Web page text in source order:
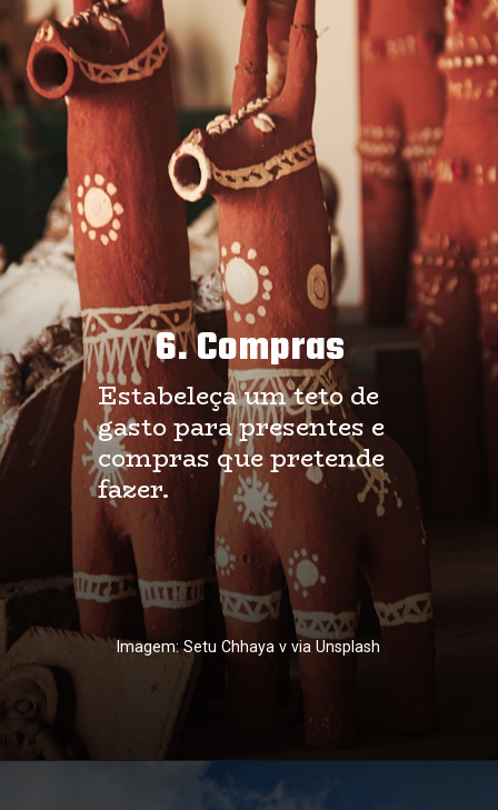
6. Compras
Imagem: Setu Chhaya v via Unsplash
Estabeleça um teto de
gasto para presentes e
compras que pretende
fazer.